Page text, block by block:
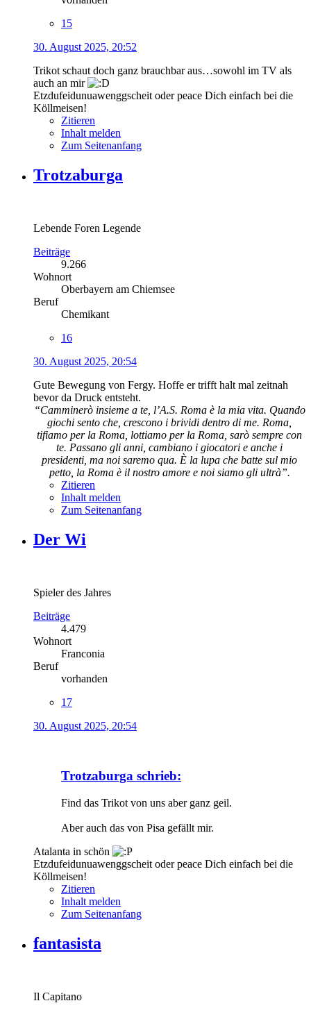
15
30. August 2025, 20:52
Trikot schaut doch ganz brauchbar aus…sowohl im TV als
auch an mir
Etzdufeidunuawenggscheit oder peace Dich einfach bei die
Köllmeisen!
Zitieren
Inhalt melden
Zum Seitenanfang
Trotzaburga
Lebende Foren Legende
Beiträge
9.266
Wohnort
Oberbayern am Chiemsee
Beruf
Chemikant
16
30. August 2025, 20:54
Gute Bewegung von Fergy. Hoffe er trifft halt mal zeitnah
bevor da Druck entsteht.
“Camminerò insieme a te, l’A.S. Roma è la mia vita. Quando
giochi sento che, crescono i brividi dentro di me. Roma,
tifiamo per la Roma, lottiamo per la Roma, sarò sempre con
te. Passano gli anni, cambiano i giocatori e anche i
presidenti, ma noi saremo qua. È la lupa che batte sul mio
petto, la Roma è il nostro amore e noi siamo gli ultrà”.
Zitieren
Inhalt melden
Zum Seitenanfang
Der Wi
Spieler des Jahres
Beiträge
4.479
Wohnort
Franconia
Beruf
vorhanden
17
30. August 2025, 20:54
Trotzaburga schrieb:
Find das Trikot von uns aber ganz geil.
Aber auch das von Pisa gefällt mir.
Atalanta in schön
Etzdufeidunuawenggscheit oder peace Dich einfach bei die
Köllmeisen!
Zitieren
Inhalt melden
Zum Seitenanfang
fantasista
Il Capitano